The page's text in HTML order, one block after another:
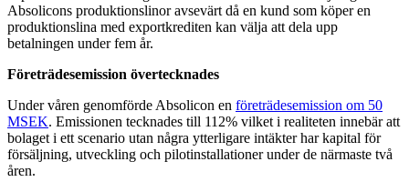
Absolicons produktionslinor avsevärt då en kund som köper en
produktionslina med exportkrediten kan välja att dela upp
betalningen under fem år.
Företrädesemission övertecknades
Under våren genomförde Absolicon en företrädesemission om 50
MSEK. Emissionen tecknades till 112% vilket i realiteten innebär att
bolaget i ett scenario utan några ytterligare intäkter har kapital för
försäljning, utveckling och pilotinstallationer under de närmaste två
åren.